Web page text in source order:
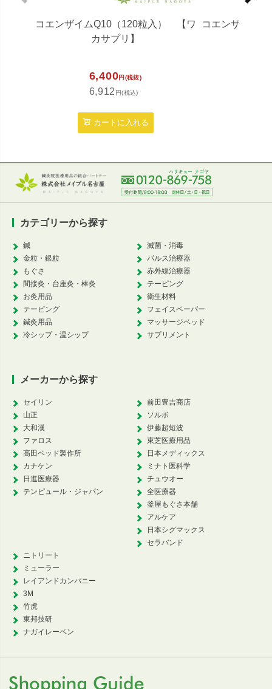
コエンザイムQ10（120粒入） 【ワ
カサプリ】
6,400円(税抜)
6,912 円(税込)
カートに入れる
コエンザイム
カテゴリーから探す
鍼
金粒・銀粒
もぐさ
間接灸・台座灸・棒灸
お灸用品
テーピング
鍼灸用品
冷シップ・温シップ
滅菌・消毒
パルス治療器
赤外線治療器
テーピング
衛生材料
フェイスペーパー
マッサージベッド
サプリメント
メーカーから探す
セイリン
山正
大和漢
ファロス
高田ベッド製作所
カナケン
日進医療器
テンピュール・ジャパン
前田豊吉商店
ソルボ
伊藤超短波
東芝医療用品
日本メディックス
ミナト医科学
チュウオー
全医療器
釜屋もぐさ本舗
アルケア
日本シグマックス
セラバンド
ニトリート
ミューラー
レイアンドカンパニー
3M
竹虎
東邦技研
ナガイレーベン